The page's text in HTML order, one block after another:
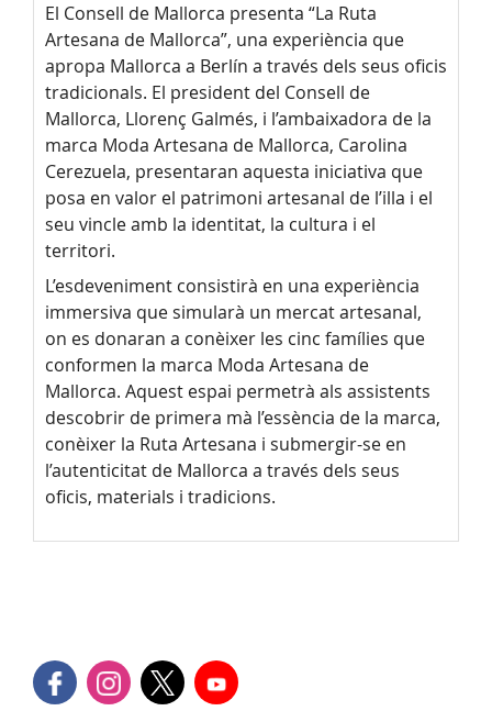
El Consell de Mallorca presenta “La Ruta
Artesana de Mallorca”, una experiència que
apropa Mallorca a Berlín a través dels seus oficis
tradicionals. El president del Consell de
Mallorca, Llorenç Galmés, i l’ambaixadora de la
marca Moda Artesana de Mallorca, Carolina
Cerezuela, presentaran aquesta iniciativa que
posa en valor el patrimoni artesanal de l’illa i el
seu vincle amb la identitat, la cultura i el
territori.
L’esdeveniment consistirà en una experiència
immersiva que simularà un mercat artesanal,
on es donaran a conèixer les cinc famílies que
conformen la marca Moda Artesana de
Mallorca. Aquest espai permetrà als assistents
descobrir de primera mà l’essència de la marca,
conèixer la Ruta Artesana i submergir-se en
l’autenticitat de Mallorca a través dels seus
oficis, materials i tradicions.